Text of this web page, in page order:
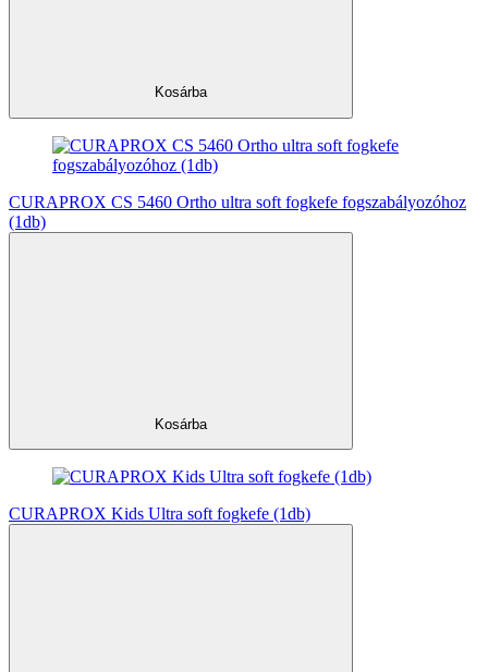
Kosárba
CURAPROX CS 5460 Ortho ultra soft fogkefe fogszabályozóhoz
(1db)
Kosárba
CURAPROX Kids Ultra soft fogkefe (1db)